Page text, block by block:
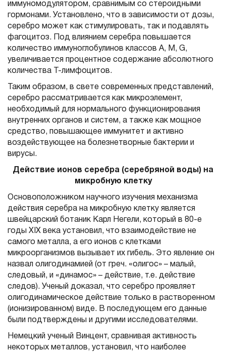
иммуномодулятором, сравнимым со стероидными
гормонами. Установлено, что в зависимости от дозы,
серебро может как стимулировать, так и подавлять
фагоцитоз. Под влиянием серебра повышается
количество иммуноглобулинов классов А, М, G,
увеличивается процентное содержание абсолютного
количества Т-лимфоцитов.
Таким образом, в свете современных представлений,
серебро рассматривается как микроэлемент,
необходимый для нормального функционирования
внутренних органов и систем, а также как мощное
средство, повышающее иммунитет и активно
воздействующее на болезнетворные бактерии и
вирусы.
Действие ионов серебра (серебряной воды) на
микробную клетку
Основоположником научного изучения механизма
действия серебра на микробную клетку является
швейцарский ботаник Карл Негели, который в 80-е
годы XIX века установил, что взаимодействие не
самого металла, а его ионов с клетками
микроорганизмов вызывает их гибель. Это явление он
назвал олигодинамией (от греч. «олигос» – малый,
следовый, и «динамос» – действие, т.е. действие
следов). Ученый доказал, что серебро проявляет
олигодинамическое действие только в растворенном
(ионизированном) виде. В последующем его данные
были подтверждены и другими исследователями.
Немецкий ученый Винцент, сравнивая активность
некоторых металлов, установил, что наиболее